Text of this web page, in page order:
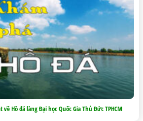
Hồ đá làng Đại học Quốc Gia Thủ Đức TPHCM